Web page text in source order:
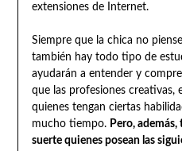
extensiones de Internet.
Siempre que la chica no
también hay todo tipo de
ayudarán a entender y
que las profesiones creativas,
quienes tengan ciertas
mucho tiempo. Pero,
suerte quienes posean las